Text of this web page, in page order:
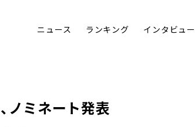
ニュース ランキング インタビュー
、ノミネート発表